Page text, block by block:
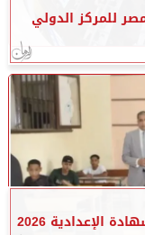
للمركز الدولي
الإعدادية 2026